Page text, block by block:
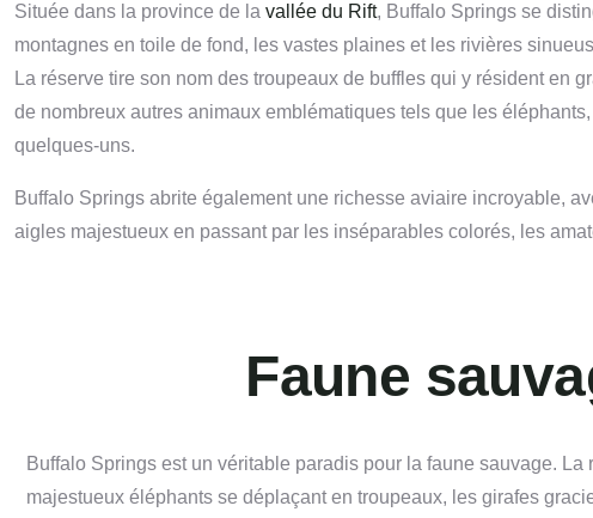
Située dans la province de la vallée du Rift, Buffalo Springs se
montagnes en toile de fond, les vastes plaines et les rivières
La réserve tire son nom des troupeaux de buffles qui y résident en
de nombreux autres animaux emblématiques tels que les
quelques-uns.
Buffalo Springs abrite également une richesse aviaire incroyable,
aigles majestueux en passant par les inséparables colorés, les
Faune
Buffalo Springs est un véritable paradis pour la faune sauvage.
majestueux éléphants se déplaçant en troupeaux, les girafes